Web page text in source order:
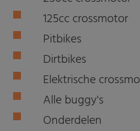
125cc crossmotor
Pitbikes
Dirtbikes
Elektrische
Alle buggy's
Onderdelen